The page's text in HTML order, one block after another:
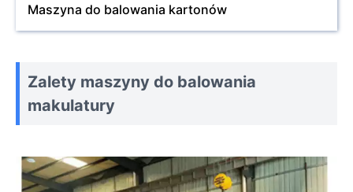
Maszyna do balowania kartonów
Zalety maszyny do balowania
makulatury